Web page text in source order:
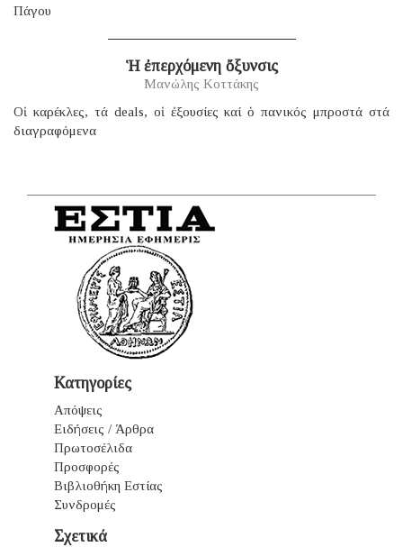
Πάγου
Ἡ ἐπερχόμενη ὄξυνσις
Μανώλης Κοττάκης
Οἱ καρέκλες, τά deals, οἱ ἐξουσίες καί ὁ πανικός μπροστά στά
διαγραφόμενα
Κατηγορίες
Απόψεις
Ειδήσεις / Άρθρα
Πρωτοσέλιδα
Προσφορές
Βιβλιοθήκη Εστίας
Συνδρομές
Σχετικά